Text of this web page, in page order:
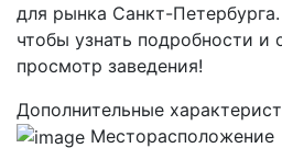
для рынка Санкт-
чтобы узнать подробности и
просмотр заведения!
Дополнительные
Месторасположение